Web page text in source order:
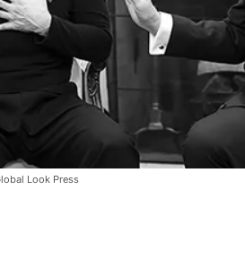
Look Press